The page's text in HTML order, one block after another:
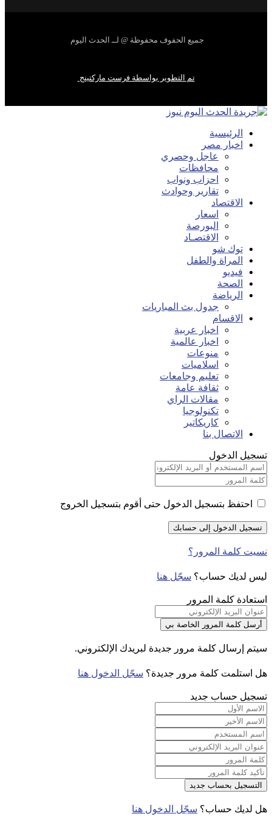
جميع الحفوف محفوظة @ لــ الحدث اليوم
تم التطوير بواسطة فرست ماركتينج
الرئيسية
اخبار مصر
عاجل وحصري
محافظات
احزاب ونواب
تقارير وحوادث
الاقتصاد
اسعار
البورصة
الاقتصـاد
توك شو
المراة والطفل
فيديو
الصحة
الرياضة
جدول بث المباريات
الاقسام
اخبار عربية
اخبار عالمية
منوعات
اسلاميات
تعليم وجامعات
ثقافة عامة
مقالات الراي
تكنولوجيا
كاريكاتير
الاتصال بنا
تسجيل الدخول
احتفظ بتسجيل الدخول حتى أقوم بتسجيل الخروج
نسيت كلمة المرور؟
ليس لديك حساب؟ سجّل هنا
استعادة كلمة المرور
سيتم إرسال كلمة مرور جديدة لبريدك الإلكتروني.
هل استلمت كلمة مرور جديدة؟ سجّل الدخول هنا
تسجيل حساب جديد
هل لديك حساب؟ سجّل الدخول هنا